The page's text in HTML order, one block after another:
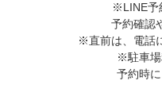
※LINE予
予約確認
※直前は、電話
※駐車場
予約時に